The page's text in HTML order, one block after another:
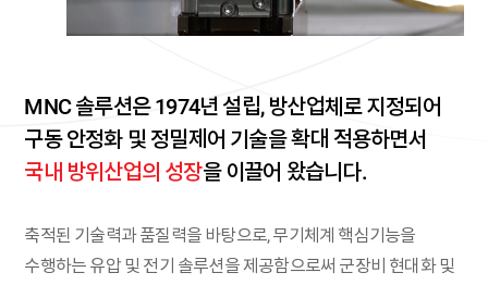
MNC 솔루션은 1974년 설립, 방산업체로 지정되어
구동 안정화 및 정밀제어 기술을 확대 적용하면서
국내 방위산업의 성장을 이끌어 왔습니다.
축적된 기술력과 품질력을 바탕으로, 무기체계 핵심기능을
수행하는 유압 및 전기 솔루션을 제공함으로써 군장비 현대화 및